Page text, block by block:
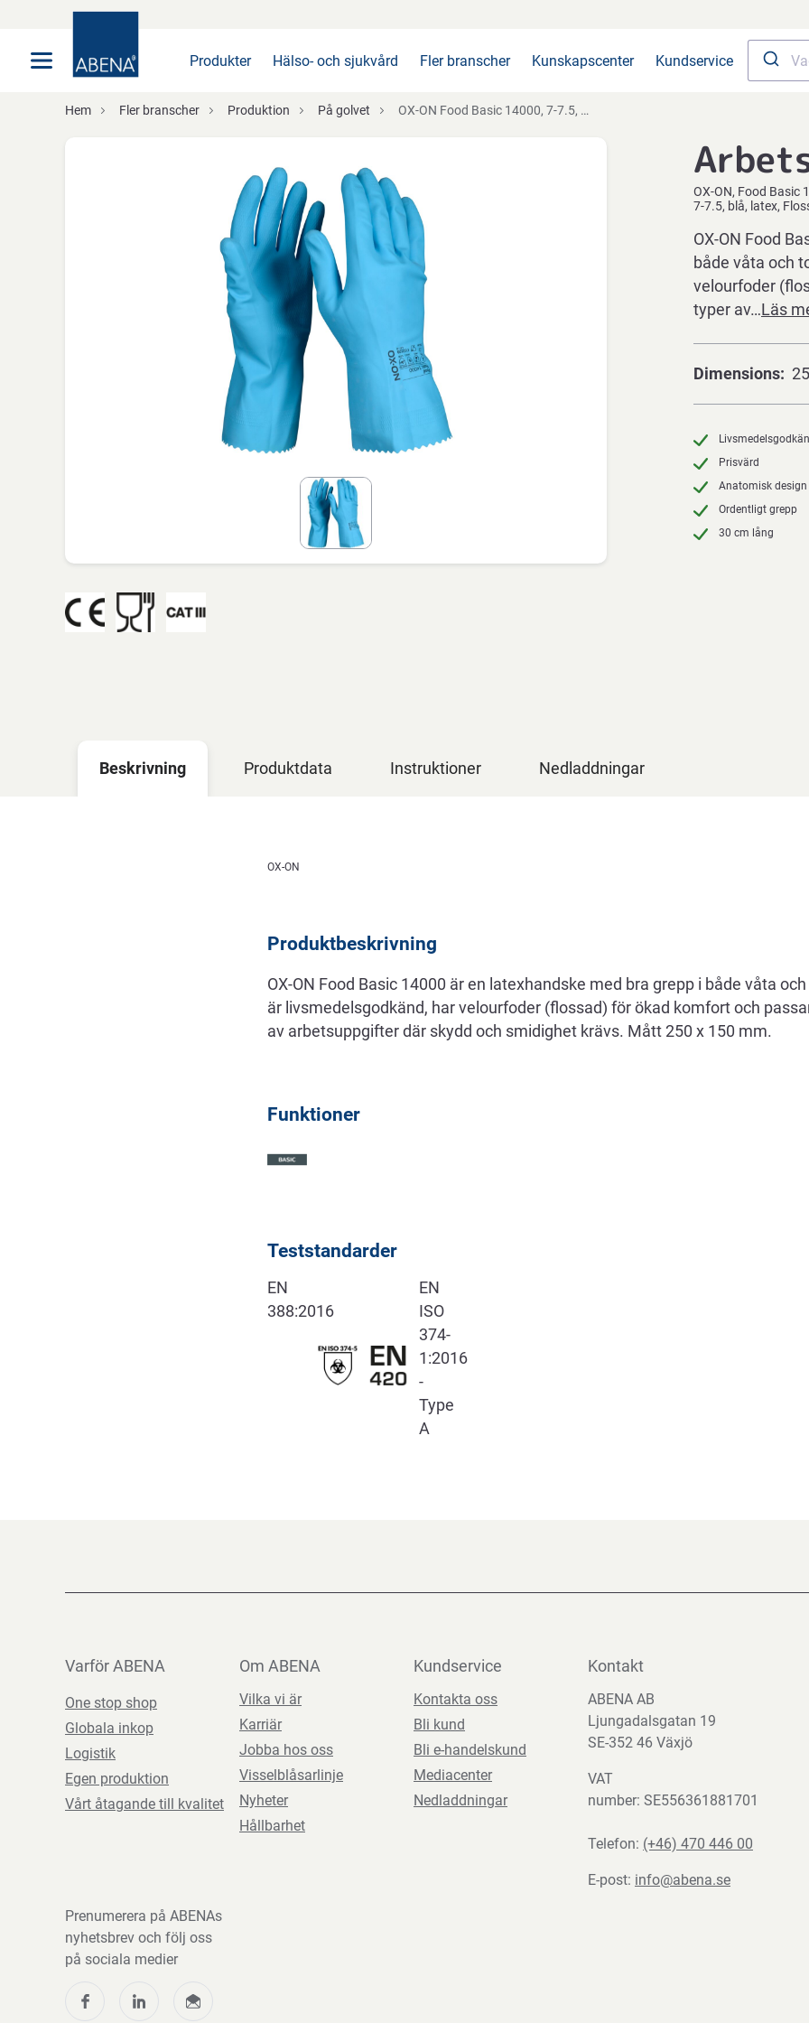
Produkter Hälso- och sjukvård Fler branscher Kunskapscenter Kundservice
Hem Fler branscher Produktion På golvet OX-ON Food Basic 14000, 7-7.5, blå, latex, Flossad
OX-ON Food Basic
7-7.5, blå, latex,
OX-ON Food
både våta och
velourfoder
typer av…Läs
Dimensions
Prisvärd
Anatomisk design
Ordentligt grepp
30 cm lång
Beskrivning Produktdata Instruktioner Nedladdningar
Beskrivning
OX-ON
Produktbeskrivning
OX-ON Food Basic 14000 är en latexhandske med bra grepp i både våta
är livsmedelsgodkänd, har velourfoder (flossad) för ökad komfort och
av arbetsuppgifter där skydd och smidighet krävs. Mått 250 x 150 mm.
Funktioner
Teststandarder
EN
388:2016
EN
ISO
374-
1:2016
-
Type
A
Varför ABENA
One stop shop
Globala inkop
Logistik
Egen produktion
Vårt åtagande till kvalitet
Om ABENA
Vilka vi är
Karriär
Jobba hos oss
Visselblåsarlinje
Nyheter
Hållbarhet
Kundservice
Kontakta oss
Bli kund
Bli e-handelskund
Mediacenter
Nedladdningar
Kontakt
ABENA AB
Ljungadalsgatan 19
SE-352 46 Växjö
VAT
number: SE556361881701
Telefon: (+46) 470 446 00
E-post: info@abena.se
Prenumerera på ABENAs
nyhetsbrev och följ oss
på sociala medier